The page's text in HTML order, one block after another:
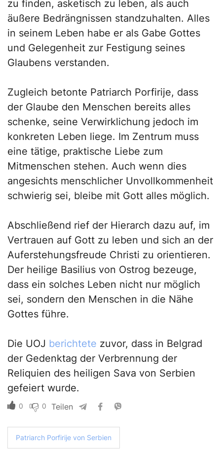
zu finden, asketisch zu leben, als auch
äußere Bedrängnissen standzuhalten. Alles
in seinem Leben habe er als Gabe Gottes
und Gelegenheit zur Festigung seines
Glaubens verstanden.
Zugleich betonte Patriarch Porfirije, dass
der Glaube den Menschen bereits alles
schenke, seine Verwirklichung jedoch im
konkreten Leben liege. Im Zentrum muss
eine tätige, praktische Liebe zum
Mitmenschen stehen. Auch wenn dies
angesichts menschlicher Unvollkommenheit
schwierig sei, bleibe mit Gott alles möglich.
Abschließend rief der Hierarch dazu auf, im
Vertrauen auf Gott zu leben und sich an der
Auferstehungsfreude Christi zu orientieren.
Der heilige Basilius von Ostrog bezeuge,
dass ein solches Leben nicht nur möglich
sei, sondern den Menschen in die Nähe
Gottes führe.
Die UOJ berichtete zuvor, dass in Belgrad
der Gedenktag der Verbrennung der
Reliquien des heiligen Sava von Serbien
gefeiert wurde.
0 0 Teilen
Patriarch Porfirije von Serbien